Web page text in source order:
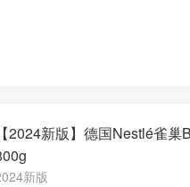
【2024新版】德国Nestlé雀
新版